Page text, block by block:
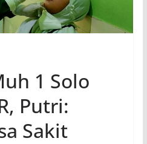
1 Solo
Putri:
Sakit